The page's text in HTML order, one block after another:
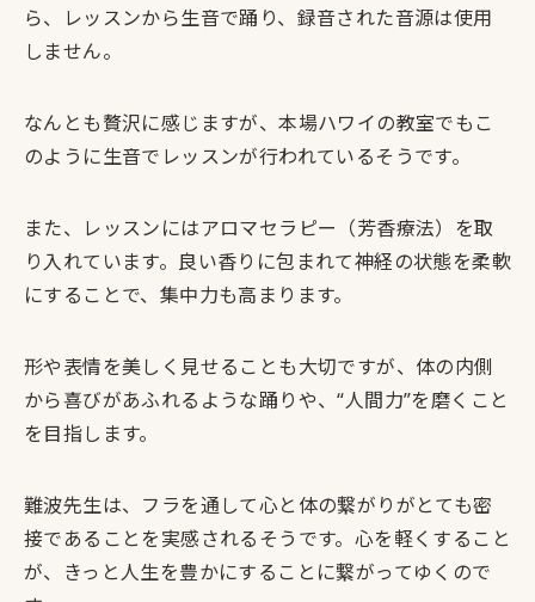
ら、レッスンから生音で踊り、録音された音源は使用
しません。
なんとも贅沢に感じますが、本場ハワイの教室でもこ
のように生音でレッスンが行われているそうです。
また、 レッスンにはアロマセラピー（芳香療法）を取
り入れています。 良い香りに包まれて神経の状態を柔軟
にすることで、集中力も高まります。
形や表情を美しく見せることも大切ですが、体の内側
から喜びがあふれるような踊りや、“人間力”を磨くこと
を目指します。
難波先生は、フラを通して心と体の繋がりがとても密
接であることを実感されるそうです。心を軽くすること
が、きっと人生を豊かにすることに繋がってゆくので